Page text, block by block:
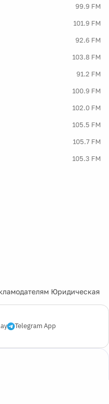
99.9 FM
101.9 FM
92.6 FM
103.8 FM
91.2 FM
100.9 FM
102.0 FM
105.5 FM
105.7 FM
105.3 FM
Юридическая
Telegram App